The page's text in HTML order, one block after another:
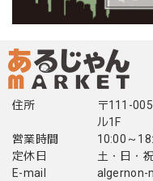
住所
〒111-
ル1F
営業時間
10:00～
定休日
土・日・
E-mail
algernon-